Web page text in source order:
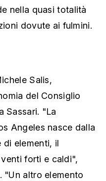
nella quasi totalità
dovute ai fulmini.
Salis,
del Consiglio
Sassari. "La
Angeles nasce dalla
di elementi, il
forti e caldi",
"Un altro elemento